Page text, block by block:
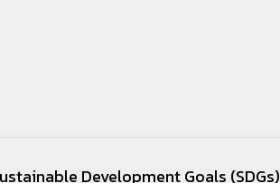
Development Goals (SDGs)